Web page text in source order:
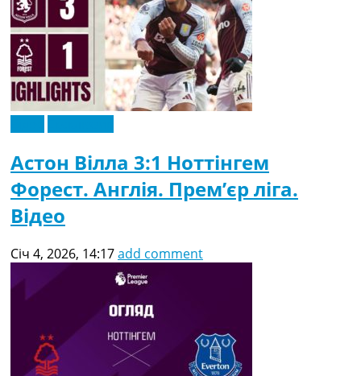
Астон Вілла 3:1 Ноттінгем
Форест. Англія. Прем’єр ліга.
Відео
Січ 4, 2026, 14:17add comment